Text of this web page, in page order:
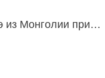
На Парад Победы в Улан-Удэ из Монголии прибыла делегация